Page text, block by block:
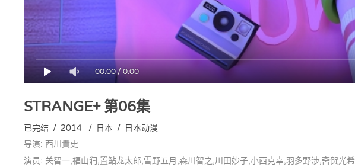
00:00/0:00
STRANGE+第06集
已完结 / 2014 / 日本 / 日本动漫
导演: 西川貴史
演员: 关智一,福山润,置鲇龙太郎,雪野五月,森川智之,川田妙子,小西克幸,羽多野涉,斋贺光希